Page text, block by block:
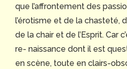
que l’affrontement des
l’érotisme et de la chasteté,
de la chair et de l’Esprit. Car
re- naissance dont il est
en scène, toute en clairs-